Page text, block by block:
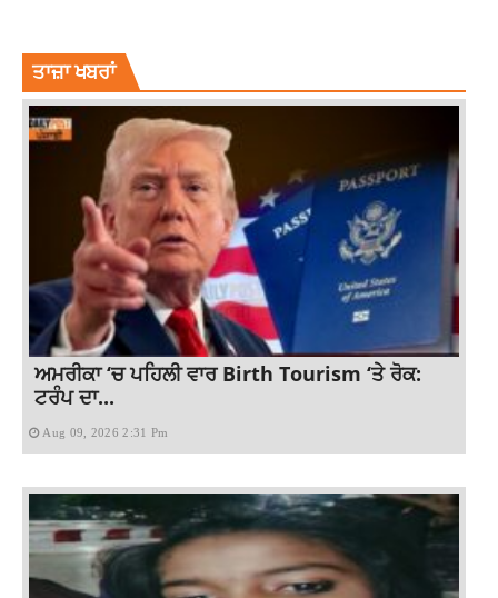
ਤਾਜ਼ਾ ਖਬਰਾਂ
ਅਮਰੀਕਾ ‘ਚ ਪਹਿਲੀ ਵਾਰ Birth Tourism ‘ਤੇ ਰੋਕ:
ਟਰੰਪ ਦਾ...
Aug 09, 2026 2:31 Pm